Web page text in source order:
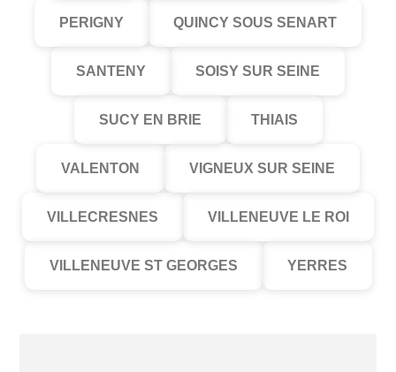
PERIGNY QUINCY SOUS SENART
SANTENY SOISY SUR SEINE
SUCY EN BRIE THIAIS
VALENTON VIGNEUX SUR SEINE
VILLECRESNES VILLENEUVE LE ROI
VILLENEUVE ST GEORGES YERRES